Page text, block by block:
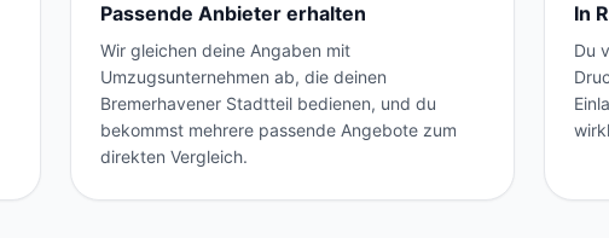
Passende Anbieter erhalten
Wir gleichen deine Angaben mit
Umzugsunternehmen ab, die deinen
Bremerhavener Stadtteil bedienen, und du
bekommst mehrere passende Angebote zum
direkten Vergleich.
In
Du